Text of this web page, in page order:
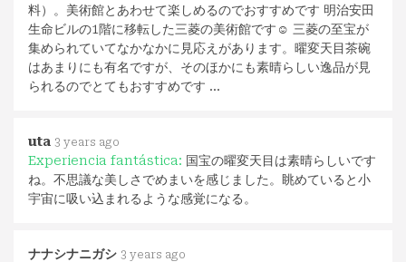
料）。美術館とあわせて楽しめるのでおすすめです 明治安田
生命ビルの1階に移転した三菱の美術館です☺️ 三菱の至宝が
集められていてなかなかに見応えがあります。曜変天目茶碗
はあまりにも有名ですが、そのほかにも素晴らしい逸品が見
られるのでとてもおすすめです …
uta 3 years ago
Experiencia fantástica: 国宝の曜変天目は素晴らしいです
ね。不思議な美しさでめまいを感じました。眺めていると小
宇宙に吸い込まれるような感覚になる。
ナナシナニガシ 3 years ago